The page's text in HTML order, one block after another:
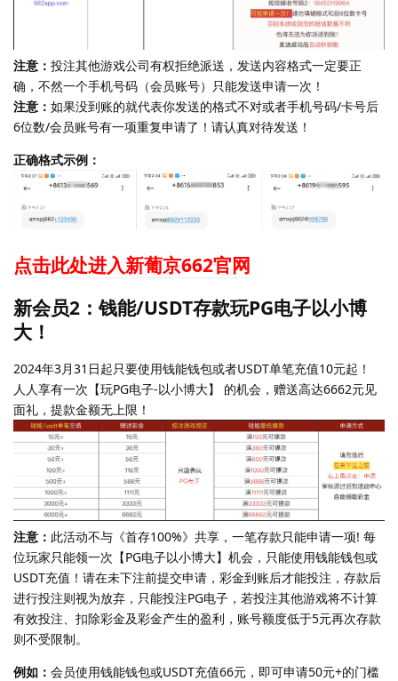
注意： 投注其他游戏公司有权拒绝派送，发送内容格式一定要正
确，不然一个手机号码（会员账号）只能发送申请一次！
注意： 如果没到账的就代表你发送的格式不对或者手机号码/卡号后
6位数/会员账号有一项重复申请了！请认真对待发送！
正确格式示例：
点击此处进入新葡京662官网
新会员2：钱能/USDT存款玩PG电子以小博
大！
2024年3月31日起只要使用钱能钱包或者USDT单笔充值10元起！
人人享有一次【玩PG电子-以小博大】 的机会，赠送高达6662元见
面礼，提款金额无上限！
注意： 此活动不与《首存100%》共享，一笔存款只能申请一项! 每
位玩家只能领一次【PG电子以小博大】机会，只能使用钱能钱包或
USDT充值！请在未下注前提交申请，彩金到账后才能投注，存款后
进行投注则视为放弃，只能投注PG电子，若投注其他游戏将不计算
有效投注、扣除彩金及彩金产生的盈利，账号额度低于5元再次存款
则不受限制。
例如： 会员使用钱能钱包或USDT充值66元，即可申请50元+的门槛